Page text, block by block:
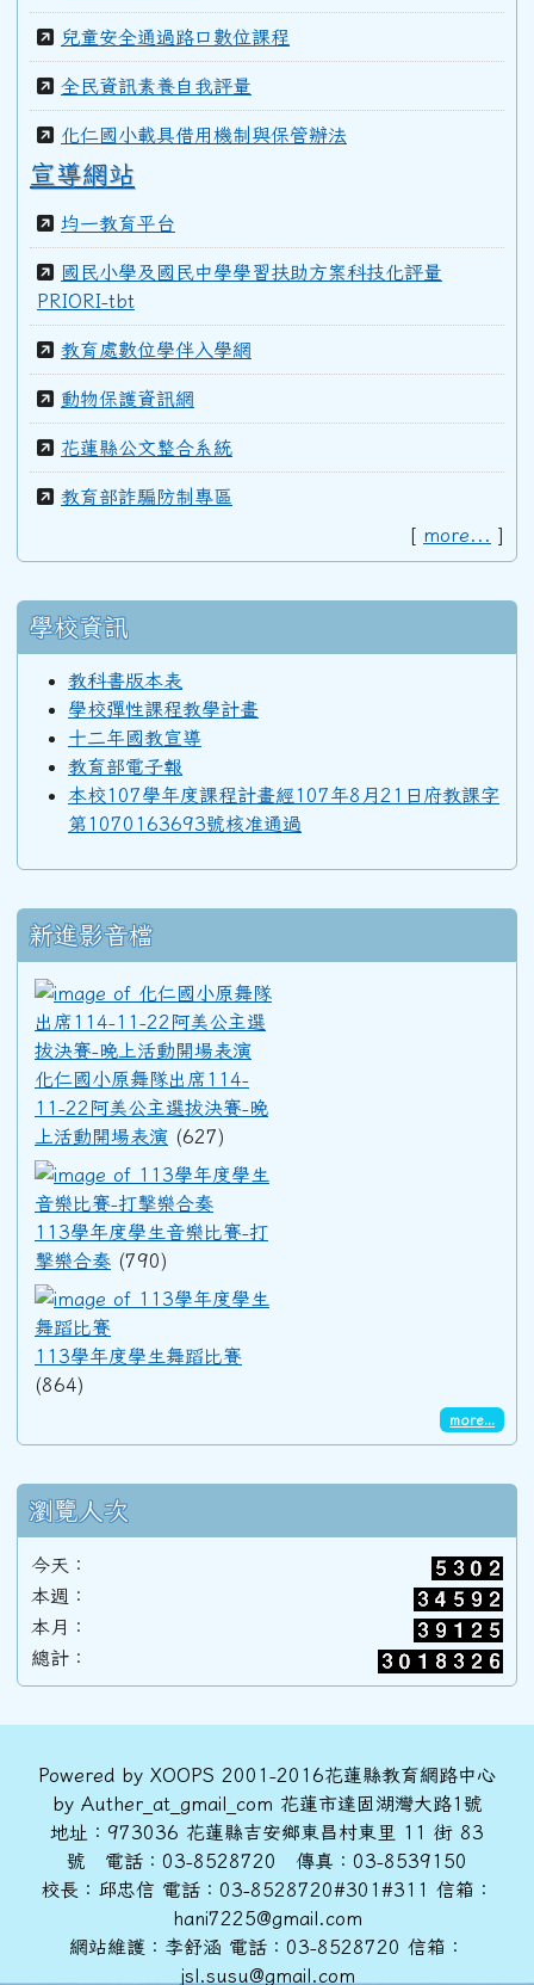
99學年度(100年6月)第40屆甲班
98學年度(99年6月)第40屆教師
97學年度(98年6月)第39屆教師
94學年度(95年6月)第36屆教師
92學年度(93年6月)第34屆乙班
92學年度(93年6月)第34屆甲班
91學年度(92年6月)第33屆丙班
91學年度(92年6月)第33屆乙班
91學年度(92年6月)第33屆甲班
90學年度(91年6月)第32屆丙班
90學年度(91年6月)第32屆乙班
88學年度(89年6月)第30屆丙班
88學年度(89年6月)第30屆乙班
88學年度(89年6月)第30屆甲班
兒童安全通過路口數位課程
全民資訊素養自我評量
化仁國小載具借用機制與保管辦法
宣導網站
均一教育平台
國民小學及國民中學學習扶助方案科技化評量
PRIORI-tbt
教育處數位學伴入學網
動物保護資訊網
花蓮縣公文整合系統
教育部詐騙防制專區
[ more... ]
學校資訊
教科書版本表
學校彈性課程教學計畫
十二年國教宣導
教育部電子報
本校107學年度課程計畫經107年8月21日府教課字
第1070163693號核准通過
新進影音檔
化仁國小原舞隊出席114-
11-22阿美公主選拔決賽-晚
上活動開場表演 (627)
113學年度學生音樂比賽-打
擊樂合奏 (790)
113學年度學生舞蹈比賽
(864)
more...
瀏覽人次
今天：
本週：
本月：
總計：
頁尾區域內容
Powered by XOOPS 2001-2016花蓮縣教育網路中心
by Auther_at_gmail_com 花蓮市達固湖灣大路1號
地址：973036 花蓮縣吉安鄉東昌村東里 11 街 83
號 電話：03-8528720 傳真：03-8539150
校長：邱忠信 電話：03-8528720#301#311 信箱：
hani7225@gmail.com
網站維護：李舒涵 電話：03-8528720 信箱：
jsl.susu@gmail.com